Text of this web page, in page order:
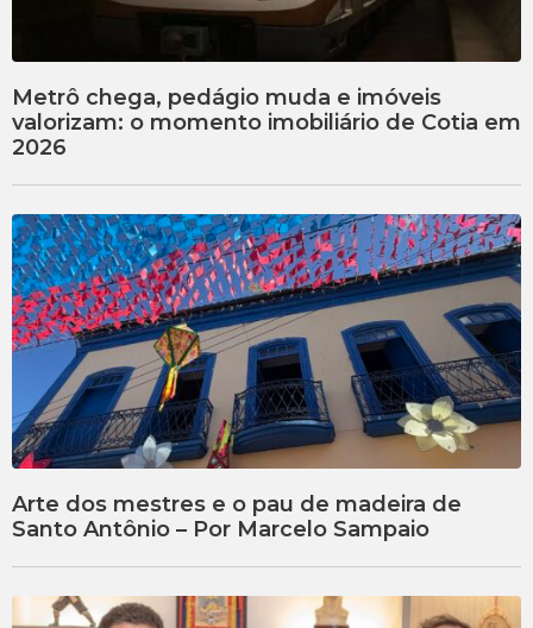
Metrô chega, pedágio muda e imóveis
valorizam: o momento imobiliário de Cotia em
2026
Arte dos mestres e o pau de madeira de
Santo Antônio – Por Marcelo Sampaio